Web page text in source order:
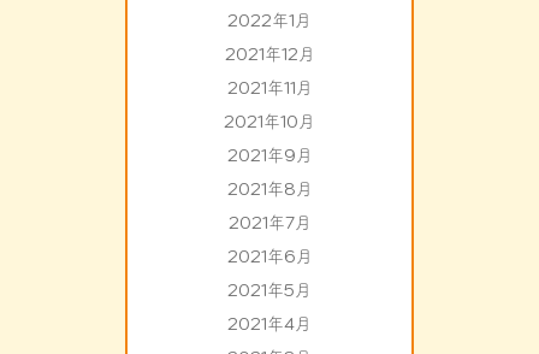
2022年1月
2021年12月
2021年11月
2021年10月
2021年9月
2021年8月
2021年7月
2021年6月
2021年5月
2021年4月